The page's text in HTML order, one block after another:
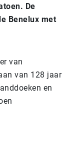
De
Benelux met
van
van 128 jaar
en